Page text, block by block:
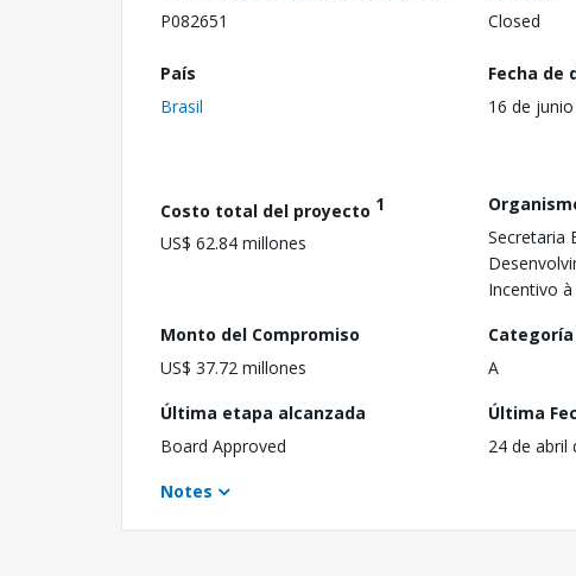
P082651
Closed
País
Brasil
Fecha de
16 de
Costo total del proyecto 1
US$ 62.84 millones
Secretaria
Incentivo
Monto del Compromiso
US$ 37.72 millones
A
Última etapa alcanzada
Board Approved
Última
24 de abril
Notes